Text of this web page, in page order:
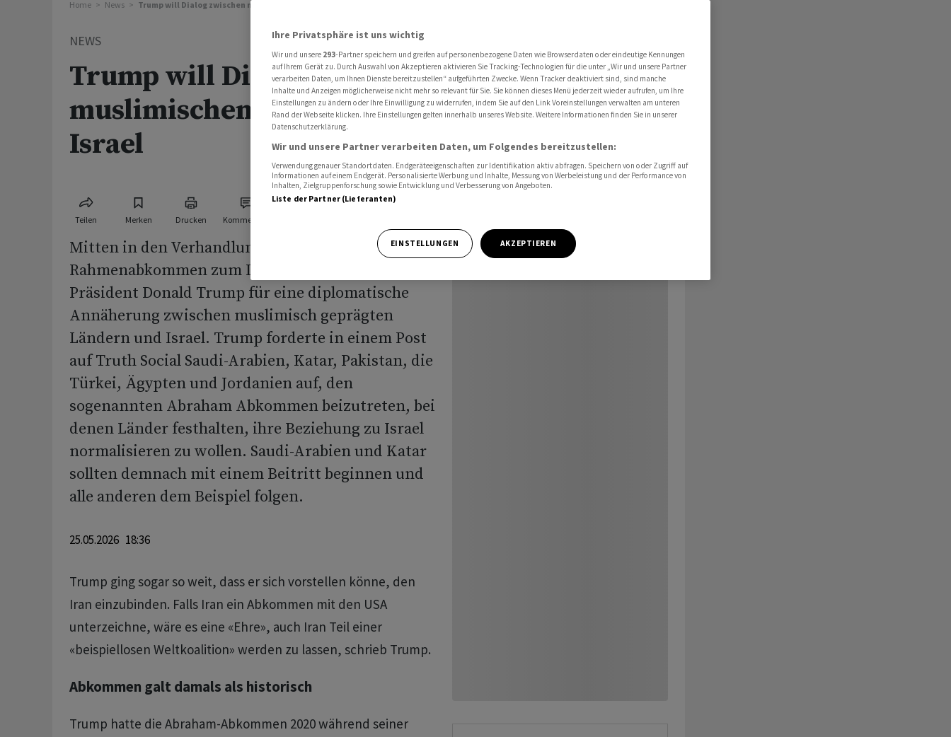
Home News Trump will Dialog zwischen muslimischen Staaten und Israel
NEWS
Trump will Dialog zwischen
muslimischen Staaten und
Israel
Teilen Merken Drucken Kommentare
Mitten in den Verhandlungen um ein
Rahmenabkommen zum Iran-Krieg wirbt US-
Präsident Donald Trump für eine diplomatische
Annäherung zwischen muslimisch geprägten
Ländern und Israel. Trump forderte in einem Post
auf Truth Social Saudi-Arabien, Katar, Pakistan, die
Türkei, Ägypten und Jordanien auf, den
sogenannten Abraham Abkommen beizutreten, bei
denen Länder festhalten, ihre Beziehung zu Israel
normalisieren zu wollen. Saudi-Arabien und Katar
sollten demnach mit einem Beitritt beginnen und
alle anderen dem Beispiel folgen.
25.05.2026 18:36
Trump ging sogar so weit, dass er sich vorstellen könne, den
Iran einzubinden. Falls Iran ein Abkommen mit den USA
unterzeichne, wäre es eine «Ehre», auch Iran Teil einer
«beispiellosen Weltkoalition» werden zu lassen, schrieb Trump.
Abkommen galt damals als historisch
Trump hatte die Abraham-Abkommen 2020 während seiner
Ihre Privatsphäre ist uns wichtig
Wir und unsere 293-Partner speichern und greifen auf personenbezogene Daten wie Browserdaten oder eindeutige Kennungen
auf Ihrem Gerät zu. Durch Auswahl von Akzeptieren aktivieren Sie Tracking-Technologien für die unter „Wir und unsere Partner
verarbeiten Daten, um Ihnen Dienste bereitzustellen“ aufgeführten Zwecke. Wenn Tracker deaktiviert sind, sind manche
Inhalte und Anzeigen möglicherweise nicht mehr so relevant für Sie. Sie können dieses Menü jederzeit wieder aufrufen, um Ihre
Einstellungen zu ändern oder Ihre Einwilligung zu widerrufen, indem Sie auf den Link Voreinstellungen verwalten am unteren
Rand der Webseite klicken. Ihre Einstellungen gelten innerhalb unseres Website. Weitere Informationen finden Sie in unserer
Datenschutzerklärung.
Wir und unsere Partner verarbeiten Daten, um Folgendes bereitzustellen:
Verwendung genauer Standortdaten. Endgeräteeigenschaften zur Identifikation aktiv abfragen. Speichern von oder Zugriff auf
Informationen auf einem Endgerät. Personalisierte Werbung und Inhalte, Messung von Werbeleistung und der Performance von
Inhalten, Zielgruppenforschung sowie Entwicklung und Verbesserung von Angeboten.
Liste der Partner (Lieferanten)
EINSTELLUNGEN AKZEPTIEREN